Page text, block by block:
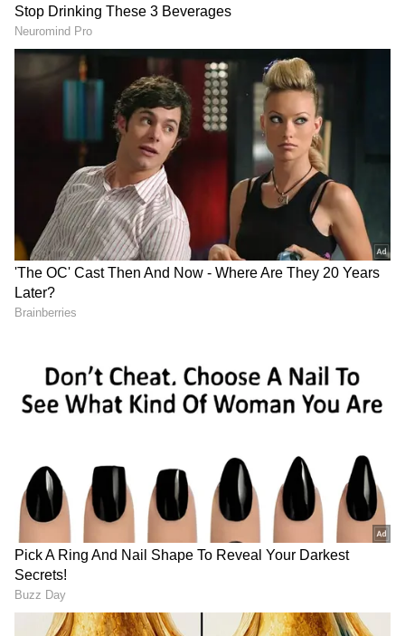
வந்துள்ளது. இந்த வாய்ப்பை ஏற்பதற்கு
முன் பல்வேறு கண்டிஷன்களை
போட்டாராம் உமா. அது என்னவென்றால்,
தன்னுடைய உடை, மேக் அப் மற்றும் தான்
பேசக்கூடிய ஸ்டைல் உள்ளிட்ட
விஷயங்களில் நீங்கள் தலையிடக்கூடாது
என்பதுதானாம். அதற்கு நிகழ்ச்சி
ஏற்பாட்டாளர்கள் ஓகே சொன்னதை அடுத்து
தான் அந்நிகழ்ச்சியை தொகுத்து வழங்க
சம்மதித்தாராம் உமா.
ஏசியாநெட் தமிழ்-ஐ உங்கள் முதன்மைத்